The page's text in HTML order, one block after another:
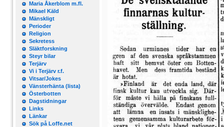
Maria Åkerblom m.fl.
Mikael Käld
Mänskligt
Perioder
Religion
Sekretess
Släktforskning
Steyr bilar
Terjärv
Vi i Terjärv r.f.
Vitsar/Jokes
Vänsterhänta (lista)
Österbotten
Dagstidningar
Links
Länkar
Sök på Loffe.net